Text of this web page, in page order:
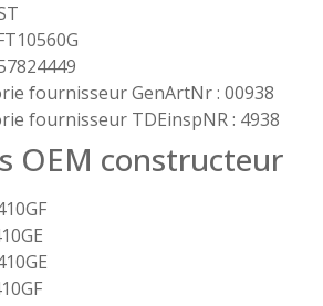
fournisseur GenArtNr : 00938
fournisseur TDEinspNR : 4938
OEM constructeur